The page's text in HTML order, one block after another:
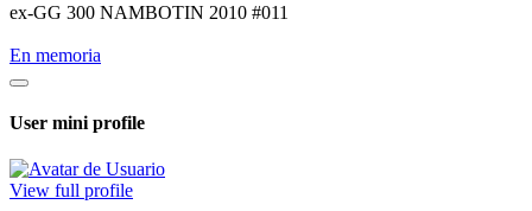
ex-GG 300 NAMBOTIN 2010 #011
En memoria
User mini profile
View full profile